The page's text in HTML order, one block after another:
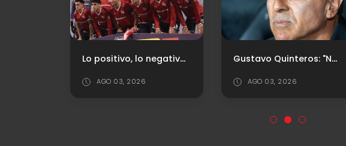
Lo positivo, lo negativo y los puntajes ante Vélez
AGO 03, 2026
Gustavo Quinteros: "No salió el partido que preparamos, no tuvimos elaboración"
AGO 03, 2026